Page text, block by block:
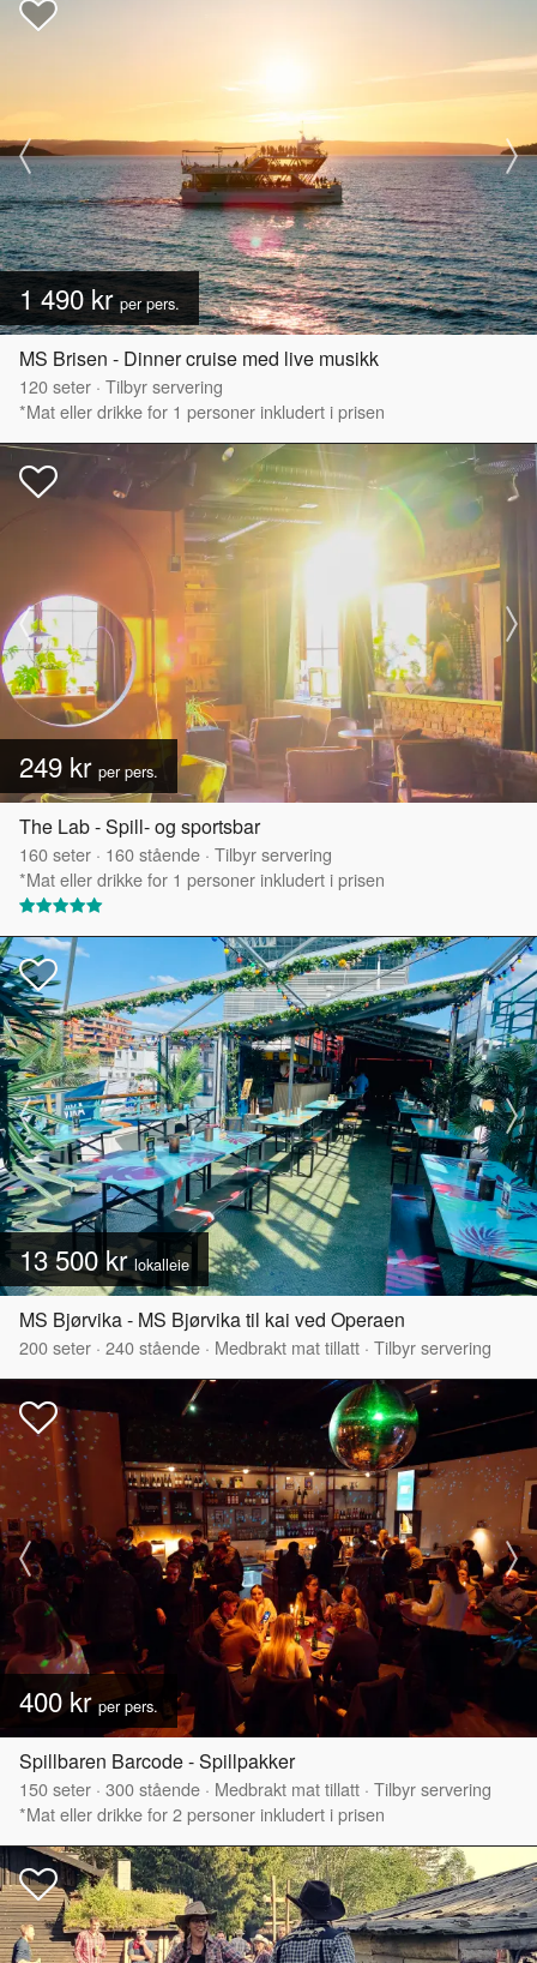
1 490 krper pers.
MS Brisen - Dinner cruise med live musikk
120seter · Tilbyr servering
*Mat eller drikke for 1 personer inkludert i prisen
249 kr per pers.
The Lab - Spill- og sportsbar
160seter · 160stående · Tilbyr servering
*Mat eller drikke for 1 personer inkludert i prisen
13 500 krlokalleie
MS Bjørvika - MS Bjørvika til kai ved Operaen
200seter · 240stående · Medbrakt mat tillatt · Tilbyr servering
400 krper pers.
Spillbaren Barcode - Spillpakker
150seter · 300stående · Medbrakt mat tillatt · Tilbyr servering
*Mat eller drikke for 2 personer inkludert i prisen